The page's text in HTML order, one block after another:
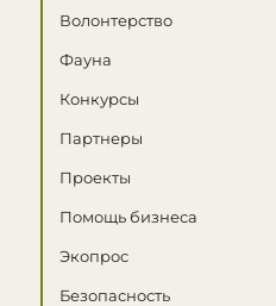
Волонтерство
Фауна
Конкурсы
Партнеры
Проекты
Помощь бизнеса
Экопрос
Безопасность